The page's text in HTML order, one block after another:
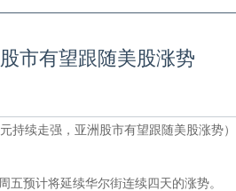
市有望跟随美股涨势
持续走强，亚洲股市有望跟随美股涨势）
预计将延续华尔街连续四天的涨势。